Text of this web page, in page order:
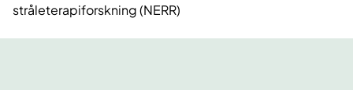
stråleterapiforskning (NERR)